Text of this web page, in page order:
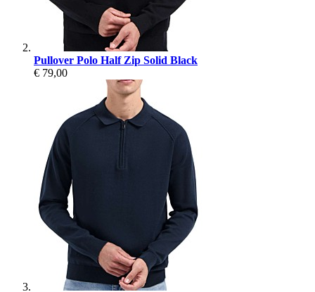
Pullover Polo Half Zip Solid Black
€ 79,00